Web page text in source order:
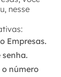
nesse
Empresas.
senha.
o número